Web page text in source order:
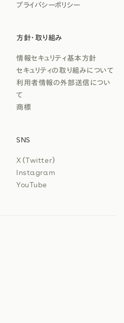
プライバシーポリシー
方針・取り組み
情報セキュリティ基本方針
セキュリティの取り組みについて
利用者情報の外部送信につい
て
商標
SNS
X（Twitter）
Instagram
YouTube